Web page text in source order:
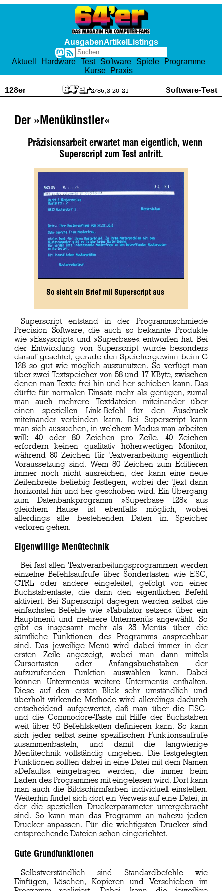
AusgabenArtikel Listings
Aktuell Hardware Test Software Spiele
Programme
Kurse
Praxis
128er Software-Test
2/86, S. 20-21
Der »Menükünstler«
Präzisionsarbeit erwartet man eigentlich, wenn
Superscript zum Test antritt.
So sieht ein Brief mit Superscript aus
Superscript entstand in der Programmschmiede
Precision Software, die auch so bekannte Produkte
wie »Easyscript« und »Superbase« entworfen hat. Bei
der Entwicklung von Superscript wurde besonders
darauf geachtet, gerade den Speichergewinn beim C
128 so gut wie möglich auszunutzen. So verfügt man
über zwei Textspeicher von 58 und 17 KByte, zwischen
denen man Texte frei hin und her schieben kann. Das
dürfte für normalen Einsatz mehr als genügen, zumal
man auch mehrere Textdateien miteinander über
einen speziellen Link-Befehl für den Ausdruck
miteinander verbinden kann. Bei Superscript kann
man sich aussuchen, in welchem Modus man arbeiten
will: 40 oder 80 Zeichen pro Zeile. 40 Zeichen
erfordern keinen qualitativ höherwertigen Monitor,
während 80 Zeichen für Textverarbeitung eigentlich
Voraussetzung sind. Wem 80 Zeichen zum Editieren
immer noch nicht ausreichen, der kann eine neue
Zeilenbreite beliebig festlegen, wobei der Text dann
horizontal hin und her geschoben wird. Ein Übergang
zum Datenbankprogramm »Superbase 128« aus
gleichem Hause ist ebenfalls möglich, wobei
allerdings alle bestehenden Daten im Speicher
verloren gehen.
Eigenwillige Menütechnik
Bei fast allen Textverarbeitungsprogrammen werden
einzelne Befehlsaufrufe über Sondertasten wie ESC,
CTRL oder andere eingeleitet, gefolgt von einer
Buchstabentaste, die dann den eigentlichen Befehl
aktiviert. Bei Superscript dagegen werden selbst die
einfachsten Befehle wie »Tabulator setzen« über ein
Hauptmenü und mehrere Untermenüs angewählt. So
gibt es insgesamt mehr als 25 Menüs, über die
sämtliche Funktionen des Programms ansprechbar
sind. Das jeweilige Menü wird dabei immer in der
ersten Zeile angezeigt, wobei man dann mittels
Cursortasten oder Anfangsbuchstaben der
aufzurufenden Funktion auswählen kann. Dabei
können Untermenüs weitere Untermenüs enthalten.
Diese auf den ersten Blick sehr umständlich und
überholt wirkende Methode wird allerdings dadurch
entscheidend aufgewertet, daß man über die ESC-
und die Commodore-Taste mit Hilfe der Buchstaben
weit über 50 Befehlsketten definieren kann. So kann
sich jeder selbst seine spezifischen Funktionsaufrufe
zusammenbasteln, und damit die langwierige
Menütechnik vollständig umgehen. Die festgelegten
Funktionen sollten dabei in eine Datei mit dem Namen
»Defaults« eingetragen werden, die immer beim
Laden des Programmes mit eingelesen wird. Dort kann
man auch die Bildschirmfarben individuell einstellen.
Weiterhin findet sich dort ein Verweis auf eine Datei, in
der die speziellen Druckerparameter untergebracht
sind. So kann man das Programm an nahezu jeden
Drucker anpassen. Für die wichtigsten Drucker sind
entsprechende Dateien schon eingerichtet.
Gute Grundfunktionen
Selbstverständlich sind Standardbefehle wie
Einfügen, Löschen, Kopieren und Verschieben im